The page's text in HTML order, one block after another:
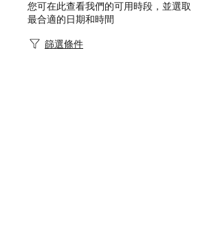
您可在此查看我們的可用時段，並選取
最合適的日期和時間
篩選條件